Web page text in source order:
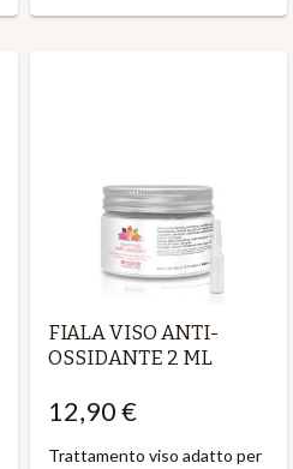
FIALA VISO ANTI-
OSSIDANTE 2 ML
12,90 €
Trattamento viso adatto per